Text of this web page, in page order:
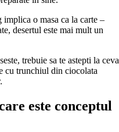
o masa ca la carte –
desertul este mai mult un
trebuie sa te astepti la ceva
cu trunchiul din ciocolata
este conceptul